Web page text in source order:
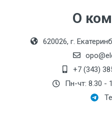
Метрологический
Монтажная длина, мм:
Производитель:
Номинальный диаметр
патрубков, мм:
О
620026, г.
+7 (343)
Пн-чт: 8.30 -